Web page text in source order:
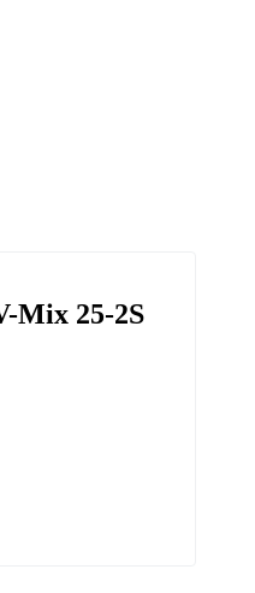
Mix 25-2S